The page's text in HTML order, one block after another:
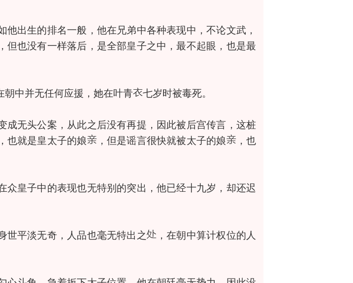
出生的排名一般，他在兄弟中各种表现中，不论文武，
也没有一样落后，是全部皇子之中，最不起眼，也是最
中并无任何应援，她在叶青 七岁时被毒死。
无头公案，从此之后没有再提，因此被后宫传言，这桩
也就是皇太子的娘
，但是谣言很快就被太子的娘
，也
众皇子中的表现也无特别的突出，他已经十九岁，却还迟
世平淡无奇，人品也毫无特出之
，在朝中算计权位的人